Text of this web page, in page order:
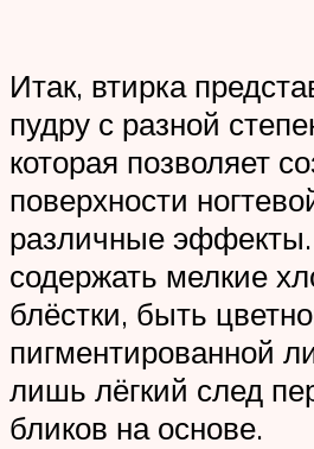
Итак, втирка
пудру с разной
которая позволяет
поверхности
различные
содержать мелкие
блёстки, быть
пигментированной
лишь лёгкий след
бликов на основе.